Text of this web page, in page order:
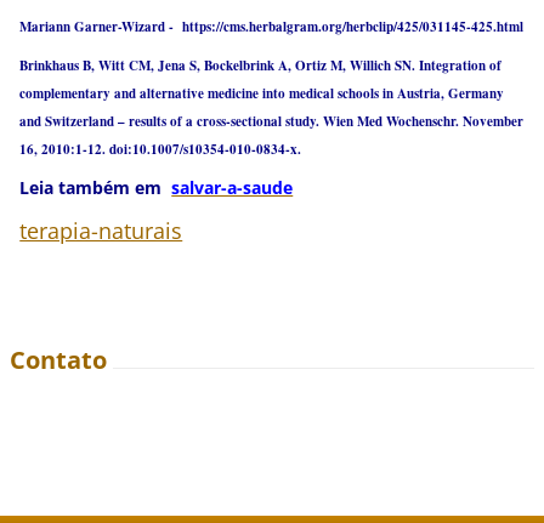
Mariann Garner-Wizard - https://cms.herbalgram.org/herbclip/425/031145-425.html
Brinkhaus B, Witt CM, Jena S, Bockelbrink A, Ortiz M, Willich SN. Integration of
complementary and alternative medicine into medical schools in Austria, Germany
and Switzerland – results of a cross-sectional study. Wien Med Wochenschr. November
16, 2010:1-12. doi:10.1007/s10354-010-0834-x.
Leia também em salvar-a-saude
terapia-naturais
Contato